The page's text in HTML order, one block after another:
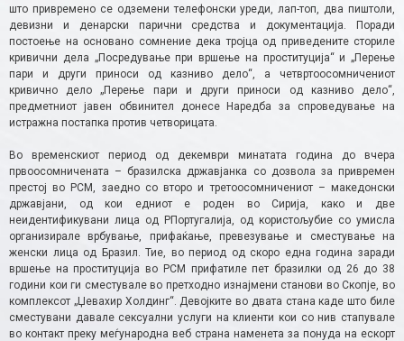
што привремено се одземени телефонски уреди, лап-топ, два пиштоли,
девизни и денарски парични средства и документација. Поради
постоење на основано сомнение дека тројца од приведените сториле
кривични дела „Посредување при вршење на проституција“ и „Перење
пари и други приноси од казниво дело“, а четвртоосомничениот
кривично дело „Перење пари и други приноси од казниво дело“,
предметниот јавен обвинител донесе Наредба за спроведување на
истражна постапка против четворицата.
Во временскиот период од декември минатата година до вчера
првоосомничената – бразилска државјанка со дозвола за привремен
престој во РСМ, заедно со второ и третоосомничениот – македонски
државјани, од кои едниот е роден во Сирија, како и две
неидентификувани лица од РПортугалија, од користољубие со умисла
организирале врбување, прифаќање, превезување и сместување на
женски лица од Бразил. Тие, во период од скоро една година заради
вршење на проституција во РСМ прифатиле пет бразилки од 26 до 38
години кои ги сместувале во претходно изнајмени станови во Скопје, во
комплексот „Џевахир Холдинг“. Девојките во двата стана каде што биле
сместувани давале сексуални услуги на клиенти кои со нив стапувале
во контакт преку меѓународна веб страна наменета за понуда на ескорт